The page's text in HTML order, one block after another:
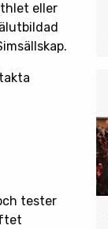
eller
tester